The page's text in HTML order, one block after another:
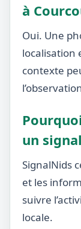
à
Oui. Une
localisation
contexte
un
SignalNids
et les
suivre
locale.